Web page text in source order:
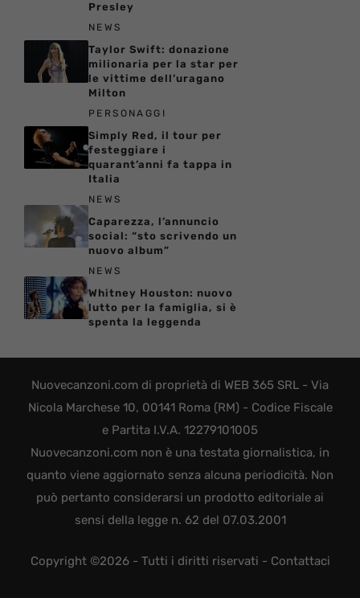
Presley
NEWS
Taylor Swift: donazione
milionaria per la star per
le vittime dell’uragano
Milton
PERSONAGGI
Simply Red, il tour per
festeggiare i
quarant’anni fa tappa in
Italia
NEWS
Caparezza, l’annuncio
social: “sto scrivendo un
nuovo album”
NEWS
Whitney Houston: nuovo
lutto per la famiglia, si è
spenta la leggenda
Nuovecanzoni.com di proprietà di WEB 365 SRL - Via
Nicola Marchese 10, 00141 Roma (RM) - Codice Fiscale
e Partita I.V.A. 12279101005
Nuovecanzoni.com non è una testata giornalistica, in
quanto viene aggiornato senza alcuna periodicità. Non
può pertanto considerarsi un prodotto editoriale ai
sensi della legge n. 62 del 07.03.2001
Copyright ©2026 - Tutti i diritti riservati - Contattaci